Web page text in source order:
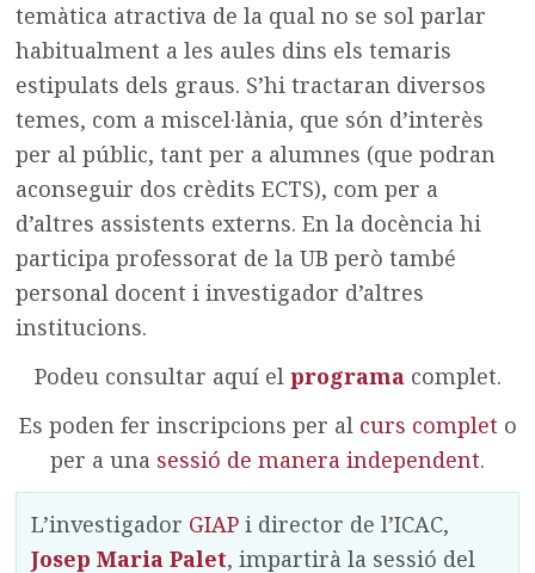
temàtica atractiva de la qual no se sol parlar
habitualment a les aules dins els temaris
estipulats dels graus. S’hi tractaran diversos
temes, com a miscel·lània, que són d’interès
per al públic, tant per a alumnes (que podran
aconseguir dos crèdits ECTS), com per a
d’altres assistents externs. En la docència hi
participa professorat de la UB però també
personal docent i investigador d’altres
institucions.
Podeu consultar aquí el programa complet.
Es poden fer inscripcions per al curs completo
per a una sessió de manera independent.
L’investigador GIAP i director de l’ICAC,
Josep Maria Palet, impartirà la sessió del